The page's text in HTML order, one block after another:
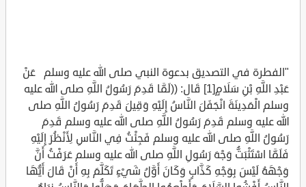
"الفطرة في التصديق بدعوة النبي صلى الله عليه وسلم عَنْ
عَبْدِ اللَّهِ بْنِ سَلَامٍ[1] قَال: ((لَمَّا قَدِمَ رَسُولُ اللَّهِ صلى الله عليه
وسلم الْمَدِينَةَ انْجَفَلَ النَّاسُ إِلَيْهِ وَقِيلَ قَدِمَ رَسُولُ اللَّهِ صلى
الله عليه وسلم قَدِمَ رَسُولُ اللَّهِ صلى الله عليه وسلم قَدِمَ
رَسُولُ اللَّهِ صلى الله عليه وسلم فَجِئْتُ فِي النَّاسِ لِأَنْظُرَ إِلَيْهِ
فَلَمَّا اسْتَثْبَتُّ وَجْهَ رَسُولِ اللَّهِ صلى الله عليه وسلم عَرَفْتُ أَنَّ
وَجْهَهُ لَيْسَ بِوَجْهِ كَذَّابٍ وَكَانَ أَوَّلُ شَيْءٍ تَكَلَّمَ بِهِ أَنْ قَالَ أَيُّهَا